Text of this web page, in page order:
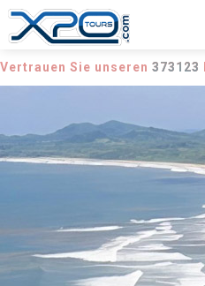
Vertrauen Sie unseren 373123